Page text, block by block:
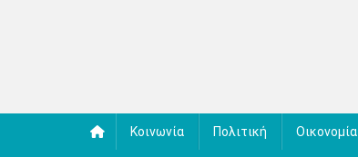
Κοινωνία Πολιτική Οικονομία